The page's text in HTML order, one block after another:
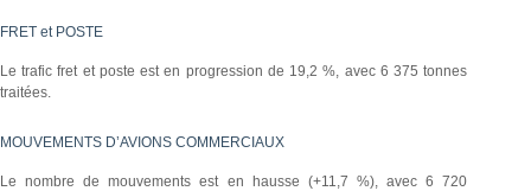
FRET et POSTE
Le trafic fret et poste est en progression de 19,2 %, avec 6 375 tonnes
traitées.
MOUVEMENTS D’AVIONS COMMERCIAUX
Le nombre de mouvements est en hausse (+11,7 %), avec 6 720